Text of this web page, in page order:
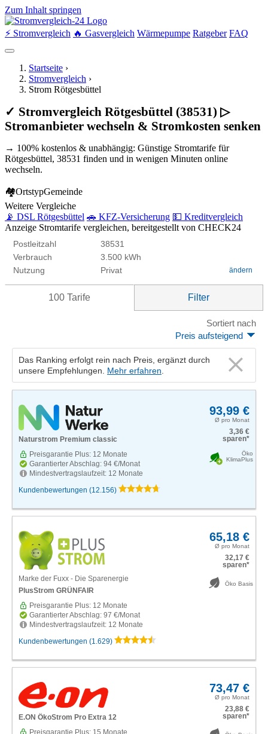
Zum Inhalt springen
⚡ Stromvergleich 🔥 Gasvergleich Wärmepumpe Ratgeber FAQ
Startseite ›
Stromvergleich ›
Strom Rötgesbüttel
✓ Stromvergleich Rötgesbüttel (38531) ▷
Stromanbieter wechseln & Stromkosten senken
→ 100% kostenlos & unabhängig: Günstige Stromtarife für
Rötgesbüttel, 38531 finden und in wenigen Minuten online
wechseln.
🏘OrtstypGemeinde
Weitere Vergleiche
📡 DSL Rötgesbüttel 🚗 KFZ-Versicherung 💵 Kreditvergleich
Anzeige Stromtarife vergleichen, bereitgestellt von CHECK24